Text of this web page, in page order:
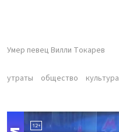
Умер певец Вилли Токарев
утраты общество культура